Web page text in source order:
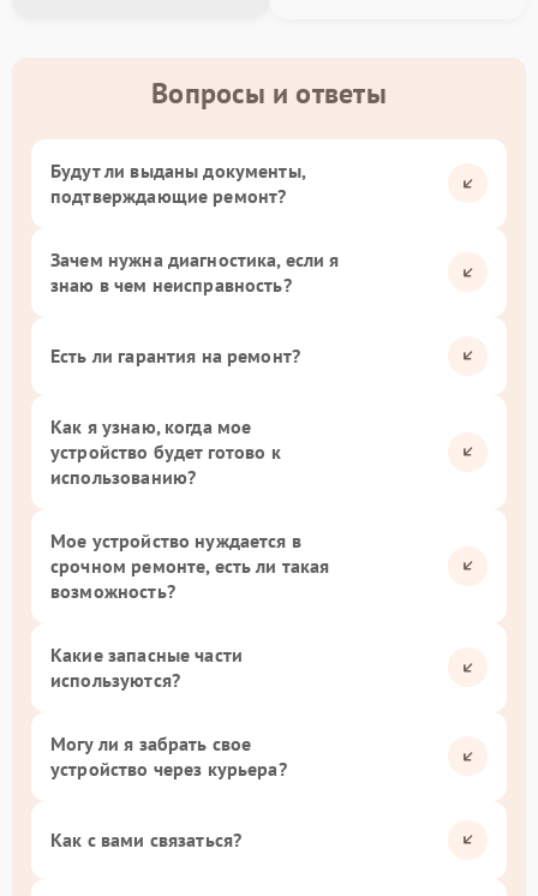
Вопросы и ответы
Будут ли выданы документы,
подтверждающие ремонт?
Зачем нужна диагностика, если я
знаю в чем неисправность?
Есть ли гарантия на ремонт?
Как я узнаю, когда мое
устройство будет готово к
использованию?
Мое устройство нуждается в
срочном ремонте, есть ли такая
возможность?
Какие запасные части
используются?
Могу ли я забрать свое
устройство через курьера?
Как с вами связаться?